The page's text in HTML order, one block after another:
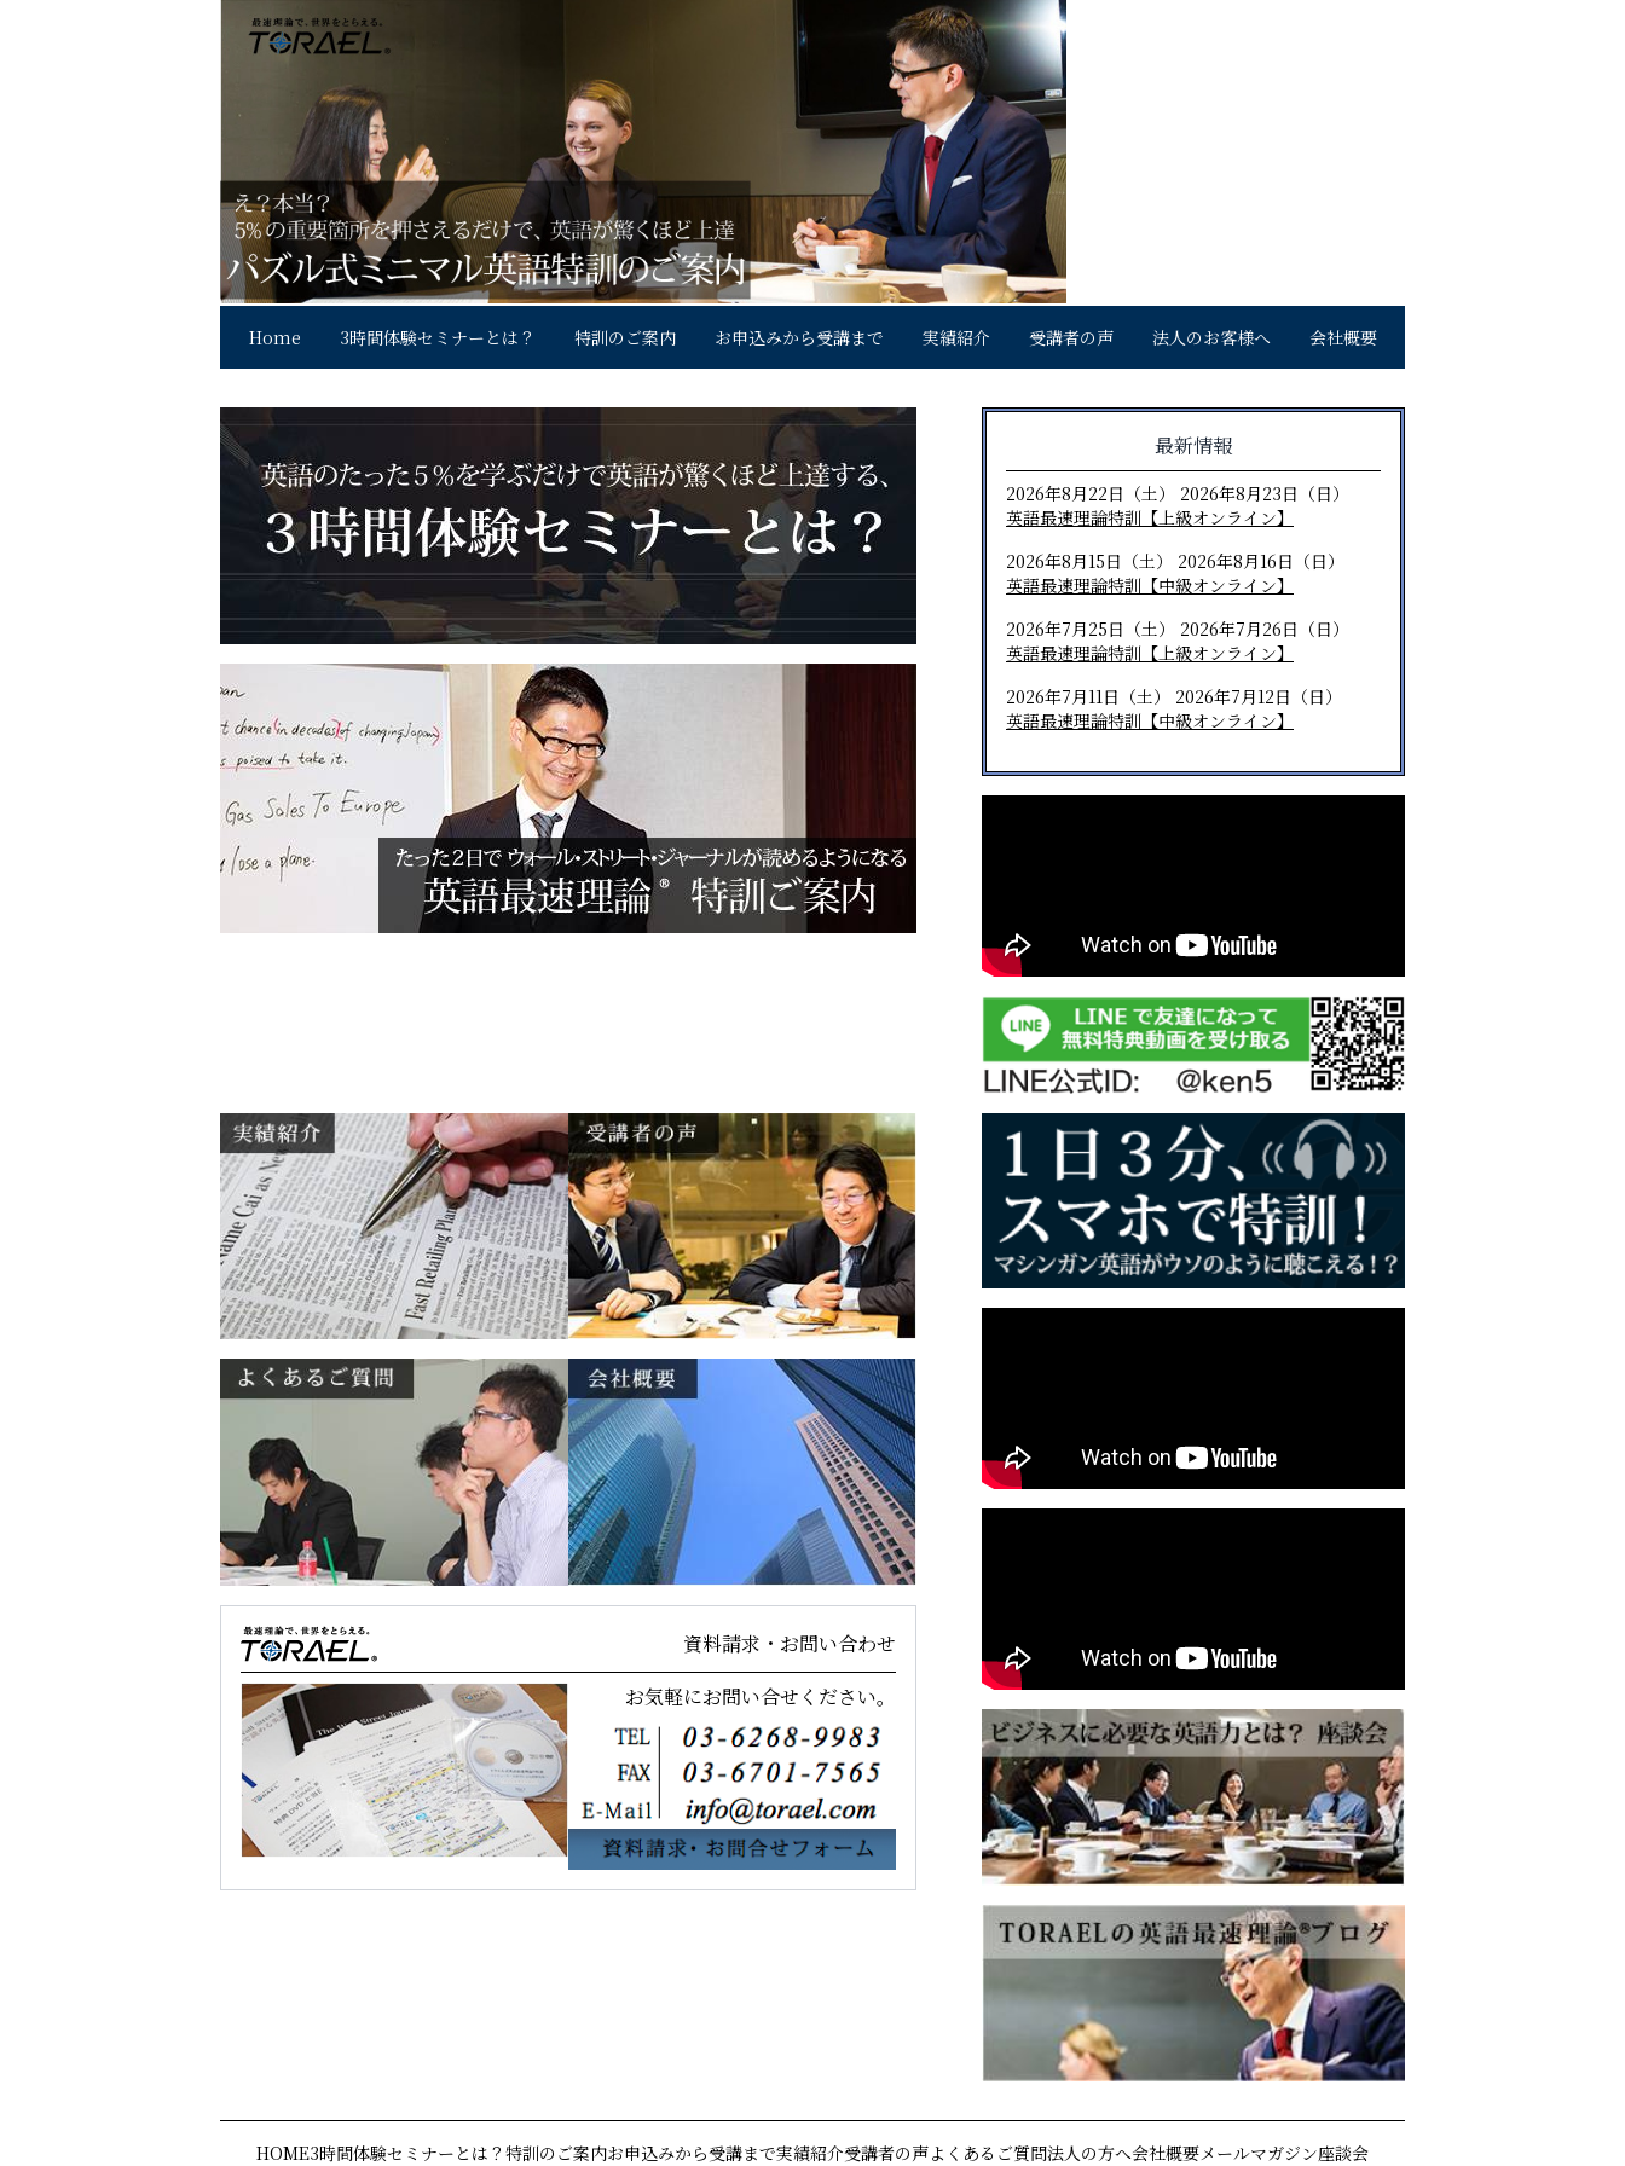
Home 3時間体験セミナーとは？ 特訓のご案内 お申込みから受講まで 実績紹介 受講者の声 法人のお客様へ 会社概要
最新情報
2026年8月22日（土） 2026年8月23日（日）
英語最速理論特訓【上級オンライン】
2026年8月15日（土） 2026年8月16日（日）
英語最速理論特訓【中級オンライン】
2026年7月25日（土） 2026年7月26日（日）
英語最速理論特訓【上級オンライン】
2026年7月11日（土） 2026年7月12日（日）
英語最速理論特訓【中級オンライン】
資料請求・お問い合わせ
お気軽にお問い合せください。
HOME3時間体験セミナーとは？ 特訓のご案内お申込みから受講まで実績紹介受講者の声よくあるご質問法人の方へ会社概要メールマガジン座談会